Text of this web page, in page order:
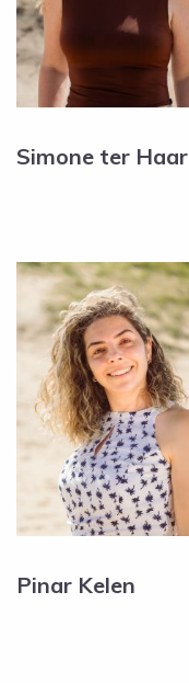
Simone ter Haar
Pinar Kelen